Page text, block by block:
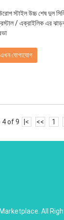
স্টাইল উচ্চ শেষ দুল
/ এক্রাইলিক এর
এখন যোগাযোগ
4 of 9 |< << 1
All